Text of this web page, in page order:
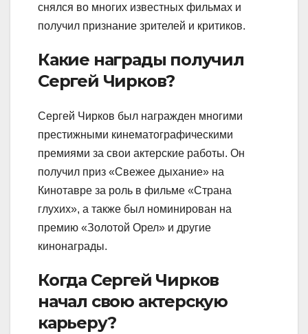
снялся во многих известных фильмах и
получил признание зрителей и критиков.
Какие награды получил
Сергей Чирков?
Сергей Чирков был награжден многими
престижными кинематографическими
премиями за свои актерские работы. Он
получил приз «Свежее дыхание» на
Кинотавре за роль в фильме «Страна
глухих», а также был номинирован на
премию «Золотой Орел» и другие
кинонаграды.
Когда Сергей Чирков
начал свою актерскую
карьеру?